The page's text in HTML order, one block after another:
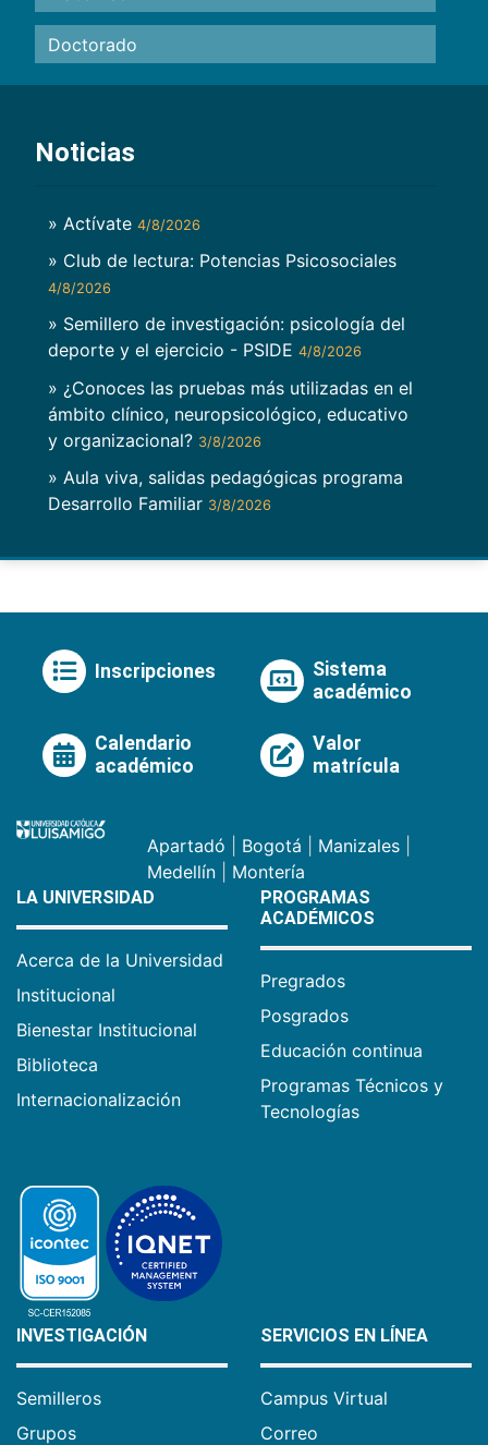
Doctorado
Noticias
» Actívate 4/8/2026
» Club de lectura: Potencias Psicosociales
4/8/2026
» Semillero de investigación: psicología del
deporte y el ejercicio - PSIDE 4/8/2026
» ¿Conoces las pruebas más utilizadas en el
ámbito clínico, neuropsicológico, educativo
y organizacional? 3/8/2026
» Aula viva, salidas pedagógicas programa
Desarrollo Familiar 3/8/2026
Inscripciones
Sistema
académico
Calendario
académico
Valor
matrícula
Apartadó Bogotá Manizales
Medellín
Montería
LA UNIVERSIDAD
Acerca de la Universidad
Institucional
Bienestar Institucional
Biblioteca
Internacionalización
PROGRAMAS
ACADÉMICOS
Pregrados
Posgrados
Educación continua
Programas Técnicos y
Tecnologías
INVESTIGACIÓN
Semilleros
Grupos
SERVICIOS EN LÍNEA
Campus Virtual
Correo